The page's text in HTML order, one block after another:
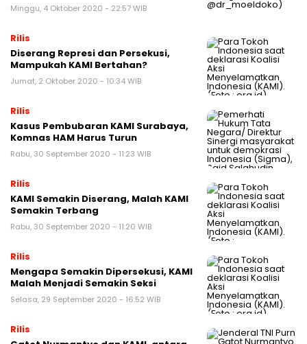
Minggu, 4 Oktober 2020 - 22:57 WIB
Rilis
Diserang Represi dan Persekusi,
Mampukah KAMI Bertahan?
Jumat, 2 Oktober 2020 - 10:34 WIB
Rilis
Kasus Pembubaran KAMI Surabaya,
Komnas HAM Harus Turun
Rabu, 30 September 2020 - 11:23 WIB
Rilis
KAMI Semakin Diserang, Malah KAMI
Semakin Terbang
Rabu, 30 September 2020 - 11:20 WIB
Rilis
Mengapa Semakin Dipersekusi, KAMI
Malah Menjadi Semakin Seksi
Selasa, 29 September 2020 - 16:52 WIB
Rilis